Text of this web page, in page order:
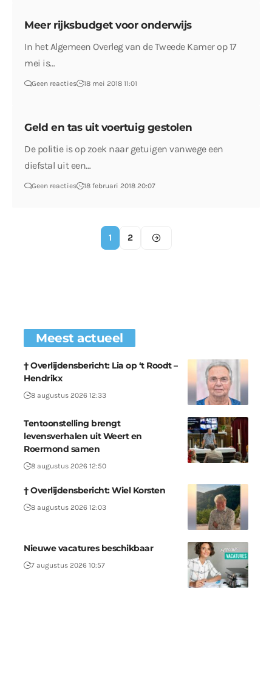
Meer rijksbudget voor onderwijs
In het Algemeen Overleg van de Tweede Kamer op 17
mei is…
Geen reacties 18 mei 2018 11:01
Geld en tas uit voertuig gestolen
De politie is op zoek naar getuigen vanwege een
diefstal uit een…
Geen reacties 18 februari 2018 20:07
1 2
Meest actueel
† Overlijdensbericht: Lia op ‘t Roodt –
Hendrikx
8 augustus 2026 12:33
Tentoonstelling brengt
levensverhalen uit Weert en
Roermond samen
8 augustus 2026 12:50
† Overlijdensbericht: Wiel Korsten
8 augustus 2026 12:03
Nieuwe vacatures beschikbaar
7 augustus 2026 10:57